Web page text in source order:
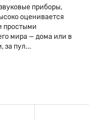
приборы,
оценивается
простыми
мира — дома или в
за пул...